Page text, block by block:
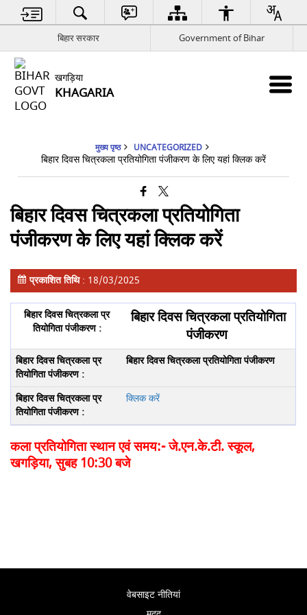
बिहार सरकार Government of Bihar
खगड़िया
KHAGARIA
मुख्य पृष्ठ UNCATEGORIZED
बिहार दिवस चित्रकला प्रतियोगिता पंजीकरण के लिए यहां क्लिक करें
बिहार दिवस चित्रकला प्रतियोगिता
पंजीकरण के लिए यहां क्लिक करें
प्रकाशित तिथि: 18/03/2025
बिहार दिवस चित्रकला प्रतियोगिता
पंजीकरण
बिहार दिवस चित्रकला प्रतियोगिता पंजीकरण
क्लिक करें
कला प्रतियोगिता स्थान एवं समय:- जे.एन.के.टी. स्कूल,
खगड़िया, सुबह 10:30 बजे
वेबसाइट नीतियां